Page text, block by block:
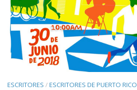
ESCRITORES /ESCRITORES DE PUERTO RICO